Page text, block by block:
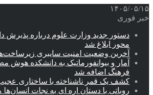
۱۴۰۵/۰۵/۱۵
خبر فوری
دستور جدید وزارت علوم درباره پذیرش
محور ابلاغ شد
آخرین وضعیت امنیت سایبری
آمار و بیوانفورماتیک به دانشکده هوش
فرهنگ اضافه شد
کشف یک قمر ناشناخته با ساختاری
روباتی با دستان اره ای به نجات